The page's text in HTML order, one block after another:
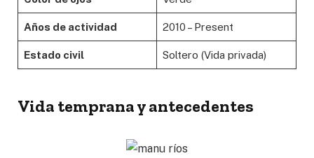
Años de actividad 2010 – Present
Estado civil Soltero (Vida privada)
Vida temprana y antecedentes